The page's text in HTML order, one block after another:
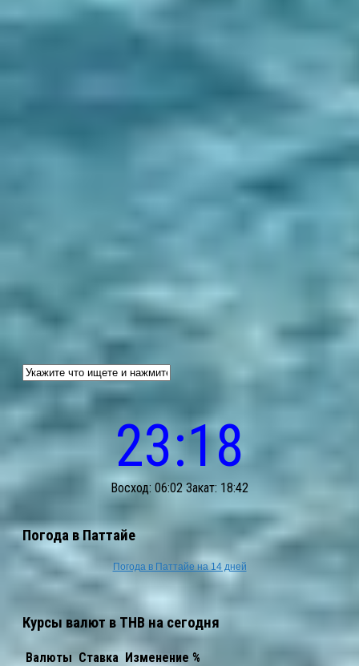
23:18
Восход: 06:02 Закат: 18:42
Погода в Паттайе
Погода в Паттайе на 14 дней
Курсы валют в THB на сегодня
Валюты Ставка Изменение %